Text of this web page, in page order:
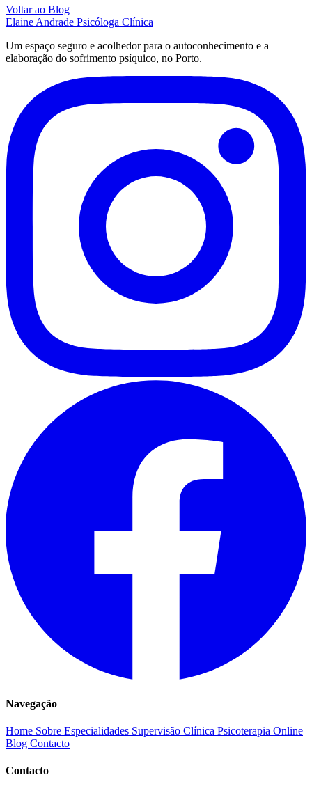
Voltar ao Blog
Elaine Andrade Psicóloga Clínica
Um espaço seguro e acolhedor para o autoconhecimento e a
elaboração do sofrimento psíquico, no Porto.
Navegação
Home Sobre Especialidades Supervisão Clínica Psicoterapia Online
Blog Contacto
Contacto